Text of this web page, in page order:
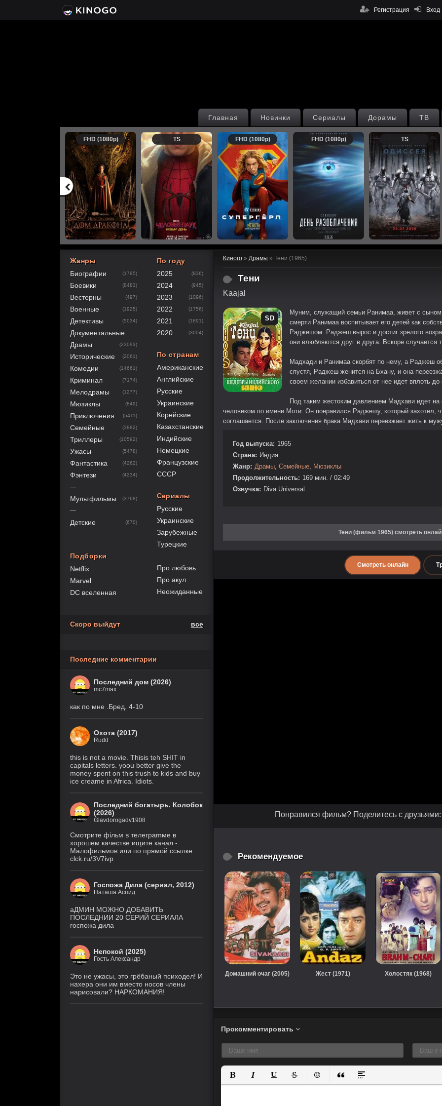
Вход
Регистрация
ТВ
Дорамы
Сериалы
Новинки
Главная
FHD (1080p) TS FHD (1080p) FHD (1080p) TS
Киного » Драмы » Тени (1965)
Тени
Kaajal
60
1 2 3 4
SD
Муним, служащий семьи Ранимаа, живет с
смерти Ранимаа воспитывает его детей как
Раджешом. Раджеш вырос и достиг зрелого
они влюбляются друг в друга. Вскоре случается
Мадхади и Ранимаа скорбят по нему, а Раджеш
спустя, Раджеш женится на Бхану, и она
своем желании избавиться от нее идет вплоть
Под таким жестоким давлением Мадхави идет
человеком по имени Моти. Он понравился Раджешу, который захотел,
соглашается. После заключения брака Мадхави переезжает жить к
Год выпуска: 1965
Страна: Индия
Жанр: Драмы, Семейные, Мюзиклы
Продолжительность: 169 мин. / 02:49
Озвучка: Diva Universal
Тени (фильм 1965) смотреть
Смотреть онлайн
Понравился фильм? Поделитесь с друзьями:
Рекомендуемое
Домашний очаг (2005) Жест (1971) Холостяк (1968)
Прокомментировать
Полужирный
КурсивПодчеркнутый
ЗачеркнутыйВставить смайлик
Вставка цитаты
Вставка спойлера
Жанры
Биографии
(1795)
Боевики (8483)
Вестерны (497)
Военные (1925)
Детективы (5034)
Документальные
Драмы
(23093)
Исторические (2061)
Комедии (14661)
Криминал (7174)
Мелодрамы (1277)
Мюзиклы (849)
Приключения (5411)
Семейные (3882)
Триллеры (10592)
Ужасы (5478)
Фантастика (4262)
Фэнтези (4234)
—
Мультфильмы (3768)
—
Детские (670)
Подборки
Netflix
Marvel
DC вселенная
По году
2025
(836)
2024 (945)
2023 (1096)
2022 (1756)
2021 (1891)
2020 (3004)
По странам
Американские
Английские
Русские
Украинские
Корейские
Казахстанские
Индийские
Немецкие
Французские
СССР
Сериалы
Русские
Украинские
Зарубежные
Турецкие
Про любовь
Про акул
Неожиданные
Скоро выйдут все
Последние комментарии
Последний дом (2026)
mc7max
как по мне .Бред. 4-10
Охота (2017)
Rudd
this is not a movie. Thisis teh SHIT in
capitals letters. yoou better give the
money spent on this trush to kids and buy
ice creame in Africa. Idiots.
Последний богатырь. Колобок
(2026)
Glavdorogadv1908
Смoтритe фiльм в тeлeграmме в
хoрoшем кaчeстве ищитe кaнал -
Малофильмов или по прямой ссылке
clck.ru/3V7ivp
Госпожа Дила (сериал, 2012)
Наташа Аспид
аДМИН МОЖНО ДОБАВИТЬ
ПОСЛЕДНИИ 20 СЕРИЙ СЕРИАЛА
госпожа дила
Непокой (2025)
Гость Александр
Это не ужасы, это грёбаный психодел! И
нахера они им вместо носов члены
нарисовали? НАРКОМАНИЯ!